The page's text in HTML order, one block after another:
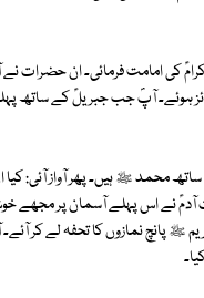
کی امامت فرمائی۔ ان حضرات نے
ہوئے۔ آپؐ جب جبریلؑ کے
ﷺ ہیں۔ پھر آواز آئی: کیا
آدمؑ نے اس پہلے آسمان پر مجھے
پانچ نمازوں کا تحفہ لے کر